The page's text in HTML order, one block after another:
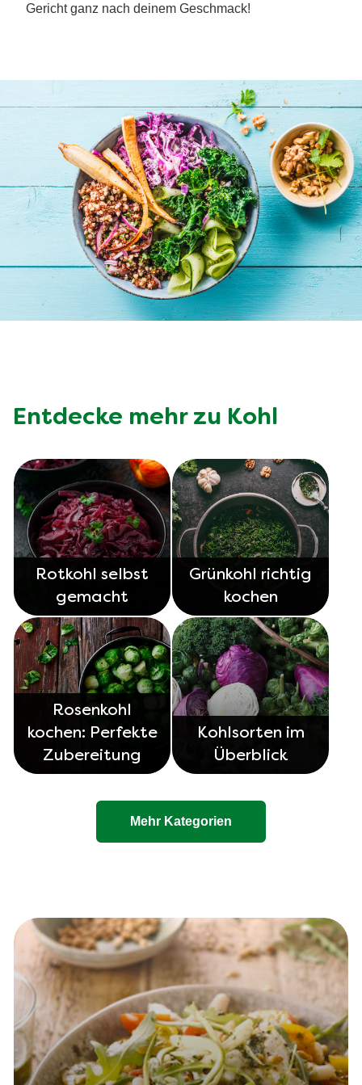
Gericht ganz nach deinem Geschmack!
Entdecke mehr zu Kohl
Rotkohl selbst
gemacht
Grünkohl richtig
kochen
Rosenkohl
kochen: Perfekte
Zubereitung
Kohlsorten im
Überblick
Mehr Kategorien